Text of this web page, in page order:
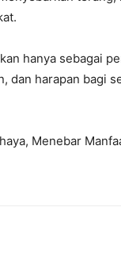
hanya sebagai
dan harapan bagi
Menebar